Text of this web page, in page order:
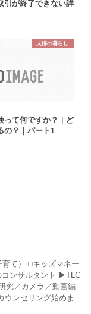
引が終了できない詳
夫婦の暮らし
って何ですか？｜ど
の？｜パート1
て） □キッズマネー
コンサルタント ▶︎TLC
究／カメラ／動画編
ウンセリング始めま